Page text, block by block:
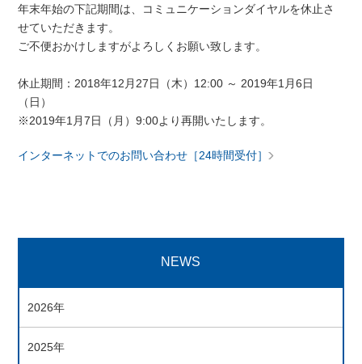
年末年始の下記期間は、コミュニケーションダイヤルを休止さ
せていただきます。
ご不便おかけしますがよろしくお願い致します。
休止期間：2018年12月27日（木）12:00 ～ 2019年1月6日
（日）
※2019年1月7日（月）9:00より再開いたします。
インターネットでのお問い合わせ［24時間受付］
NEWS
2026年
2025年